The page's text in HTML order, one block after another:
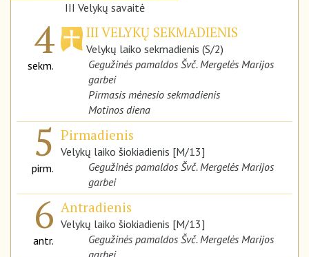
III Velykų savaitė
4
sekm.
III VELYKŲ SEKMADIENIS
Velykų laiko sekmadienis (S/2)
Gegužinės pamaldos Švč. Mergelės Marijos
garbei
Pirmasis mėnesio sekmadienis
Motinos diena
5
pirm.
Pirmadienis
Velykų laiko šiokiadienis [M/13]
Gegužinės pamaldos Švč. Mergelės Marijos
garbei
6
antr.
Antradienis
Velykų laiko šiokiadienis [M/13]
Gegužinės pamaldos Švč. Mergelės Marijos